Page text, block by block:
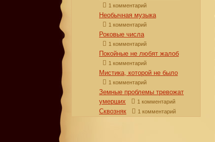
1 комментарий
Необычная музыка
1 комментарий
Роковые числа
1 комментарий
Покойные не любят жалоб
1 комментарий
Мистика, которой не было
1 комментарий
Земные проблемы тревожат
умерших
1 комментарий
Сквозняк 1 комментарий